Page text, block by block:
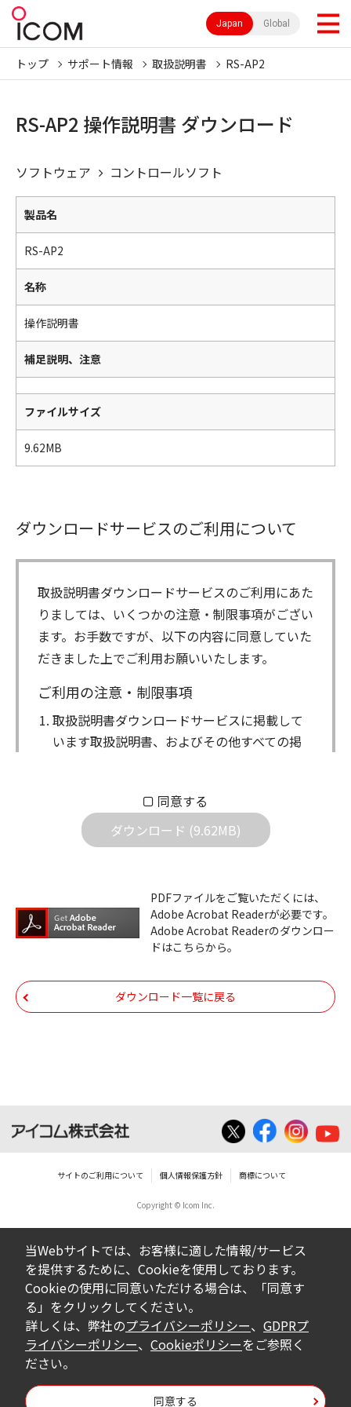
Japan Global
トップ サポート情報 取扱説明書 RS-AP2
RS-AP2 操作説明書 ダウンロード
ソフトウェア コントロールソフト
製品名
RS-AP2
名称
操作説明書
補足説明、注意
ファイルサイズ
9.62MB
ダウンロードサービスのご利用について
取扱説明書ダウンロードサービスのご利用にあた
りましては、いくつかの注意・制限事項がござい
ます。お手数ですが、以下の内容に同意していた
だきました上でご利用お願いいたします。
ご利用の注意・制限事項
取扱説明書ダウンロードサービスに掲載して
います取扱説明書、およびその他すべての掲
属します。ダウンロードした取扱説明書は、
個人が本来の目的でご使用されることは可能
ですが、権利者の許諾を得ることなく、以下
ダウンロードした取扱説明書は、複製、賃
貸、改変、公衆送信、または公衆送信可能
化することはできません。
いは無償を問わず、第三者に譲渡あるいは
使用させる事ができません。
ダウンロードした取扱説明書等に使用され
の転用は一切出来ません。
ダウンロードした取扱説明書およびその他す
べての掲載物の変更は一切行わないでくださ
い。お客様による内容の変更により、何らか
の欠陥が生じたとしても、弊社では一切の保
証をいたしません。また、内容の変更の結
果、万一お客様に損害が生じたとしても、弊
社及び販売店等は一切の責任を負いません。
掲載の取扱説明書等は、製品発売当時の内容
になっております。内容において、法律、仕
同意する
ダウンロード (9.62MB)
PDFファイルをご覧いただくには、
Adobe Acrobat Readerが必要です。
Adobe Acrobat Readerのダウンロー
ドはこちらから。
ダウンロード一覧に戻る
サイトのご利用について 個人情報保護方針 商標について
Copyright © Icom Inc.
当Webサイトでは、お客様に適した情報/サービス
を提供するために、Cookieを使用しております。
Cookieの使用に同意いただける場合は、「同意す
る」をクリックしてください。
詳しくは、弊社のプライバシーポリシー、 GDPRプ
ライバシーポリシー、 Cookieポリシーをご参照く
ださい。
同意する